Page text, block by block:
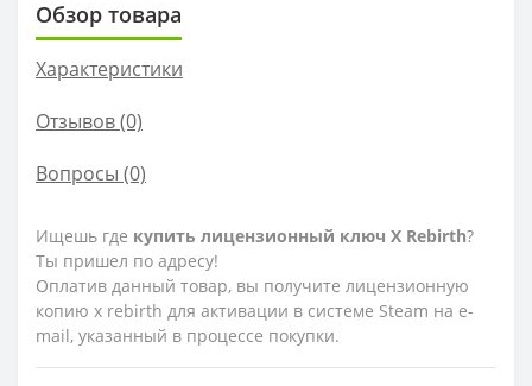
Обзор товара
Характеристики
Отзывов (0)
Вопросы (0)
Ищешь где купить лицензионный ключ X Rebirth?
Ты пришел по адресу!
Оплатив данный товар, вы получите лицензионную
копию x rebirth для активации в системе Steam на e-
mail, указанный в процессе покупки.